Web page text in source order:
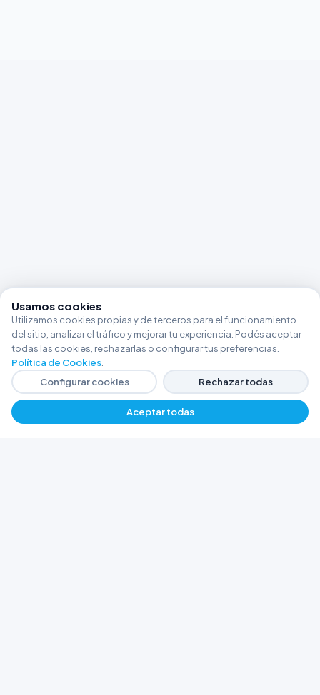
$ 1626,24 + Agregar
Usamos cookies
Utilizamos cookies propias y de terceros para el funcionamiento
del sitio, analizar el tráfico y mejorar tu experiencia. Podés aceptar
todas las cookies, rechazarlas o configurar tus preferencias.
Política de Cookies
Configurar cookies
Rechazar todas
Aceptar todas